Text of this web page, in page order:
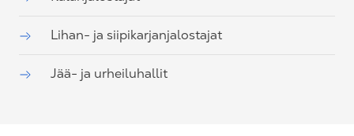
Lihan- ja siipikarjanjalostajat
Jää- ja urheiluhallit